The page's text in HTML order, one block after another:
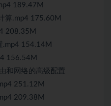
189.47M
算.mp4 175.60M
208.35M
.mp4 154.14M
156.54M
和网络的高级配置
251.12M
209.38M